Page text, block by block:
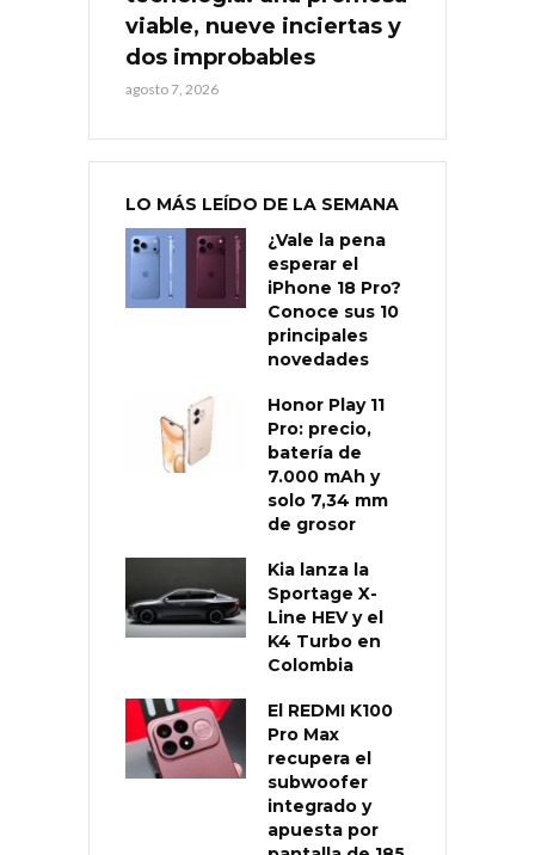
viable, nueve inciertas y
dos improbables
agosto 7, 2026
LO MÁS LEÍDO DE LA SEMANA
¿Vale la pena
esperar el
iPhone 18 Pro?
Conoce sus 10
principales
novedades
Honor Play 11
Pro: precio,
batería de
7.000 mAh y
solo 7,34 mm
de grosor
Kia lanza la
Sportage X-
Line HEV y el
K4 Turbo en
Colombia
El REDMI K100
Pro Max
recupera el
subwoofer
integrado y
apuesta por